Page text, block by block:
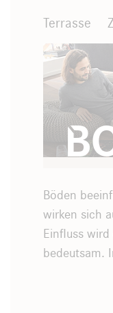
Terrasse
Böden
wirken sich
Einfluss
bedeutsam.